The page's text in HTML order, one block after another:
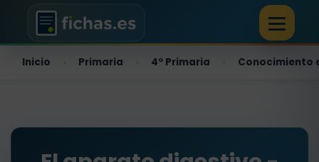
Inicio Primaria 4º Primaria Conocimiento